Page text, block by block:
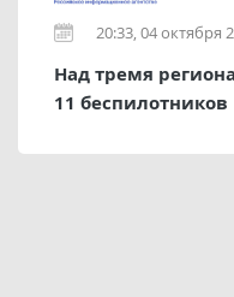
20:33, 04 октября
Над тремя
11 беспилотников